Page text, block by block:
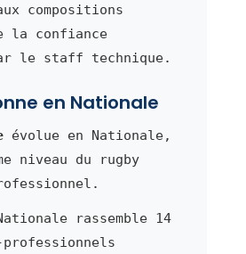
compositions
la confiance
le staff technique.
en Nationale
évolue en Nationale,
niveau du rugby
rassemble 14